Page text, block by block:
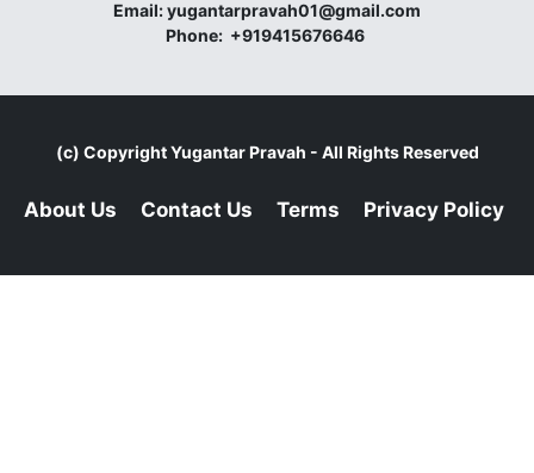
Email:yugantarpravah01@gmail.com
Phone: +919415676646
(c) CopyrightYugantar Pravah - All Rights Reserved
About Us Contact Us Terms Privacy Policy